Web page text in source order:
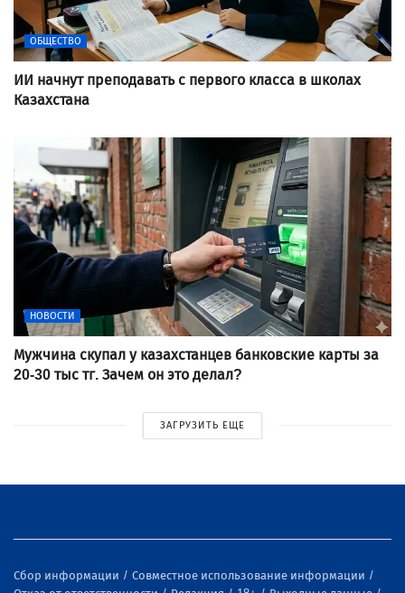
ОБЩЕСТВО
ИИ начнут преподавать с первого класса в школах
Казахстана
НОВОСТИ
Мужчина скупал у казахстанцев банковские карты за
20-30 тыс тг. Зачем он это делал?
ЗАГРУЗИТЬ ЕЩЕ
Сбор информации
Совместное использование информации